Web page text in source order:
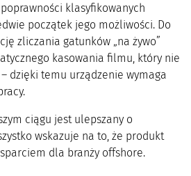
klasyfikowanych
początek jego możliwości. Do
zliczania gatunków „na żywo”
kasowania filmu, który nie
dzięki temu urządzenie wymaga
ciągu jest ulepszany o
wskazuje na to, że produkt
dla branży offshore.